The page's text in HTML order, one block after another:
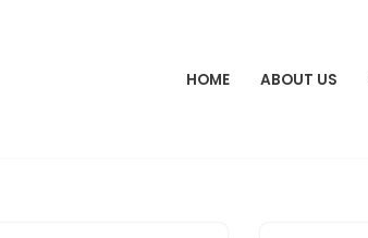
HOME ABOUT US